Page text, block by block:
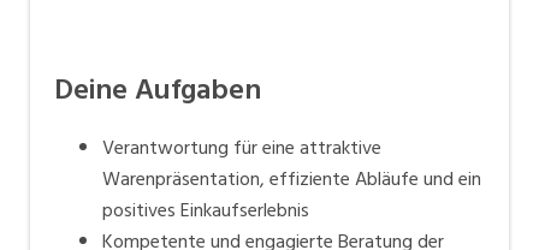
Deine Aufgaben
Verantwortung für eine attraktive
Warenpräsentation, effiziente Abläufe und ein
positives Einkaufserlebnis
Kompetente und engagierte Beratung der